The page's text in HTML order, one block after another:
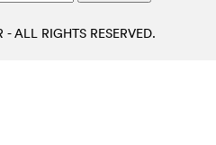
ALL RIGHTS RESERVED.